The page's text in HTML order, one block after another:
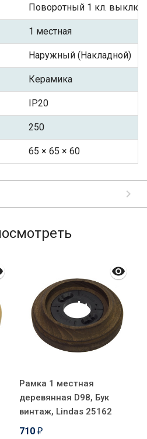
Поворотный 1 кл.
1 местная
Наружный (Накладной)
Керамика
IP20
250
65 × 65 × 60
Рамка 1 местная
деревянная D98, Бук
винтаж, Lindas 25162
710 ₽